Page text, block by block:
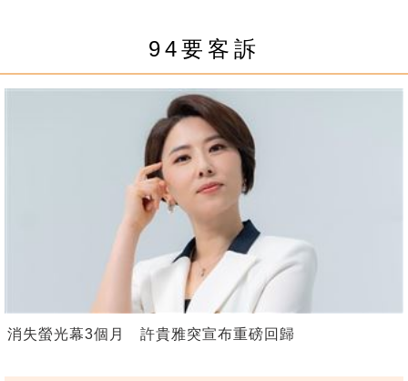
94要客訴
消失螢光幕3個月 許貴雅突宣布重磅回歸